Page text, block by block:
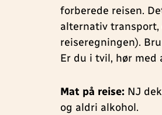
forberede reisen.
alternativ transport,
reiseregningen).
Er du i tvil, hør med
Mat på reise: NJ
og aldri alkohol.